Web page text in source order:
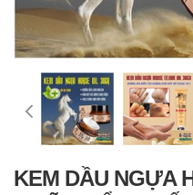
KEM DẦU NGỰA